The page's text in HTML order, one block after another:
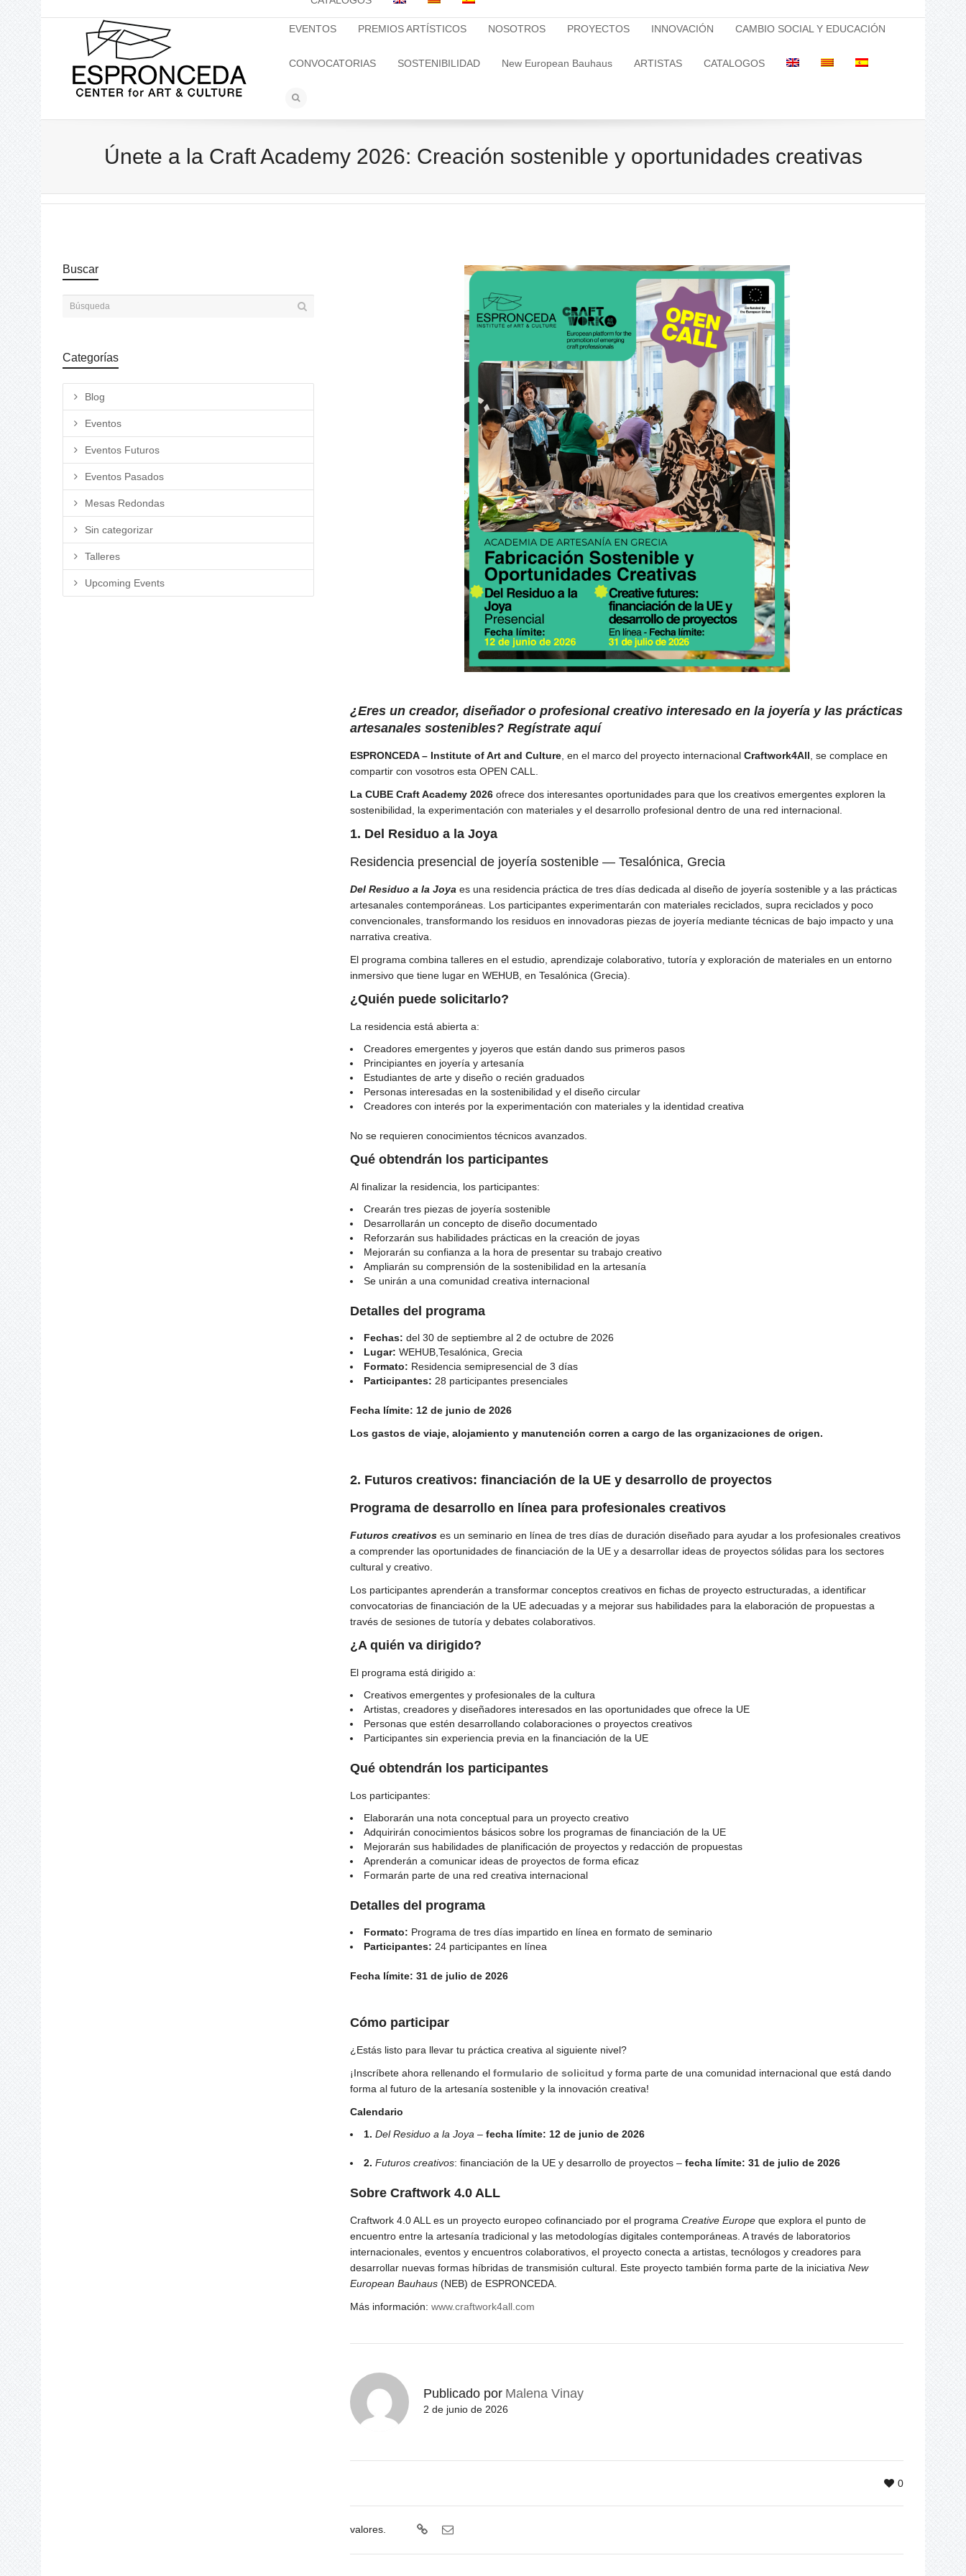
EVENTOS PREMIOS ARTÍSTICOS NOSOTROS PROYECTOS INNOVACIÓN CAMBIO SOCIAL Y EDUCACIÓN
CONVOCATORIAS SOSTENIBILIDAD New European Bauhaus ARTISTAS CATALOGOS
Únete a la Craft Academy 2026: Creación sostenible y oportunidades creativas
¿Eres un creador, diseñador o profesional creativo interesado en la joyería y las prácticas
artesanales sostenibles? Regístrate aquí
ESPRONCEDA – Institute of Art and Culture, en el marco del proyecto internacional Craftwork4All, se complace en
compartir con vosotros esta OPEN CALL.
La CUBE Craft Academy 2026 ofrece dos interesantes oportunidades para que los creativos emergentes exploren la
sostenibilidad, la experimentación con materiales y el desarrollo profesional dentro de una red internacional.
1. Del Residuo a la Joya
Residencia presencial de joyería sostenible — Tesalónica, Grecia
Del Residuo a la Joya es una residencia práctica de tres días dedicada al diseño de joyería sostenible y a las prácticas
artesanales contemporáneas. Los participantes experimentarán con materiales reciclados, supra reciclados y poco
convencionales, transformando los residuos en innovadoras piezas de joyería mediante técnicas de bajo impacto y una
narrativa creativa.
El programa combina talleres en el estudio, aprendizaje colaborativo, tutoría y exploración de materiales en un entorno
inmersivo que tiene lugar en WEHUB, en Tesalónica (Grecia).
¿Quién puede solicitarlo?
La residencia está abierta a:
Creadores emergentes y joyeros que están dando sus primeros pasos
Principiantes en joyería y artesanía
Estudiantes de arte y diseño o recién graduados
Personas interesadas en la sostenibilidad y el diseño circular
Creadores con interés por la experimentación con materiales y la identidad creativa
No se requieren conocimientos técnicos avanzados.
Qué obtendrán los participantes
Al finalizar la residencia, los participantes:
Crearán tres piezas de joyería sostenible
Desarrollarán un concepto de diseño documentado
Reforzarán sus habilidades prácticas en la creación de joyas
Mejorarán su confianza a la hora de presentar su trabajo creativo
Ampliarán su comprensión de la sostenibilidad en la artesanía
Se unirán a una comunidad creativa internacional
Detalles del programa
Fechas: del 30 de septiembre al 2 de octubre de 2026
Lugar: WEHUB,Tesalónica, Grecia
Formato: Residencia semipresencial de 3 días
Participantes: 28 participantes presenciales
Fecha límite: 12 de junio de 2026
Los gastos de viaje, alojamiento y manutención corren a cargo de las organizaciones de origen.
2. Futuros creativos: financiación de la UE y desarrollo de proyectos
Programa de desarrollo en línea para profesionales creativos
Futuros creativos es un seminario en línea de tres días de duración diseñado para ayudar a los profesionales creativos
a comprender las oportunidades de financiación de la UE y a desarrollar ideas de proyectos sólidas para los sectores
cultural y creativo.
Los participantes aprenderán a transformar conceptos creativos en fichas de proyecto estructuradas, a identificar
convocatorias de financiación de la UE adecuadas y a mejorar sus habilidades para la elaboración de propuestas a
través de sesiones de tutoría y debates colaborativos.
¿A quién va dirigido?
El programa está dirigido a:
Creativos emergentes y profesionales de la cultura
Artistas, creadores y diseñadores interesados en las oportunidades que ofrece la UE
Personas que estén desarrollando colaboraciones o proyectos creativos
Participantes sin experiencia previa en la financiación de la UE
Qué obtendrán los participantes
Los participantes:
Elaborarán una nota conceptual para un proyecto creativo
Adquirirán conocimientos básicos sobre los programas de financiación de la UE
Mejorarán sus habilidades de planificación de proyectos y redacción de propuestas
Aprenderán a comunicar ideas de proyectos de forma eficaz
Formarán parte de una red creativa internacional
Detalles del programa
Formato: Programa de tres días impartido en línea en formato de seminario
Participantes: 24 participantes en línea
Fecha límite: 31 de julio de 2026
Cómo participar
¿Estás listo para llevar tu práctica creativa al siguiente nivel?
¡Inscríbete ahora rellenando el formulario de solicitud y forma parte de una comunidad internacional que está dando
forma al futuro de la artesanía sostenible y la innovación creativa!
Calendario
1. Del Residuo a la Joya – fecha límite: 12 de junio de 2026
2. Futuros creativos: financiación de la UE y desarrollo de proyectos – fecha límite: 31 de julio de 2026
Sobre Craftwork 4.0 ALL
Craftwork 4.0 ALL es un proyecto europeo cofinanciado por el programa Creative Europe que explora el punto de
encuentro entre la artesanía tradicional y las metodologías digitales contemporáneas. A través de laboratorios
internacionales, eventos y encuentros colaborativos, el proyecto conecta a artistas, tecnólogos y creadores para
desarrollar nuevas formas híbridas de transmisión cultural. Este proyecto también forma parte de la iniciativa New
European Bauhaus (NEB) de ESPRONCEDA.
Más información: www.craftwork4all.com
Publicado por Malena Vinay
2 de junio de 2026
0
valores.
Buscar
Categorías
Blog
Eventos
Eventos Futuros
Eventos Pasados
Mesas Redondas
Sin categorizar
Talleres
Upcoming Events